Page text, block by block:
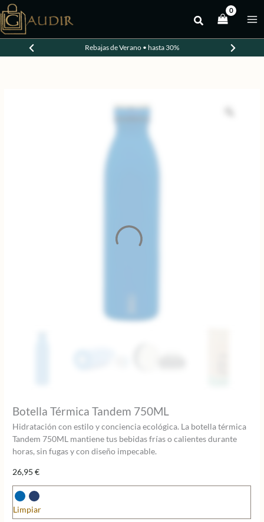
al
contenido
Rebajas de Verano • hasta 30%
Botella Térmica Tandem 750ML
Hidratación con estilo y conciencia ecológica. La botella térmica
Tandem 750ML mantiene tus bebidas frías o calientes durante
horas, sin fugas y con diseño impecable.
26,95€
Limpiar